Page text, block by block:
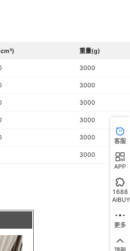
线800*200 波导线800*120 波导线哑
重量(g)
3000
3000
3000
3000
3000
3000
客服
APP
1688
AIBUY
更多